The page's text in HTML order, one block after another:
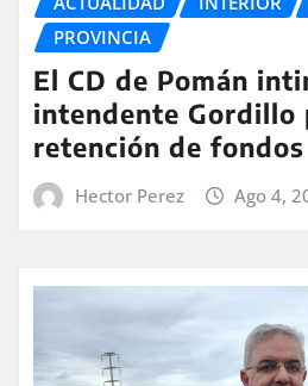
PROVINCIA
El CD de Pomán
intendente Gordillo
retención de fondos
Hector Perez Ago 4,